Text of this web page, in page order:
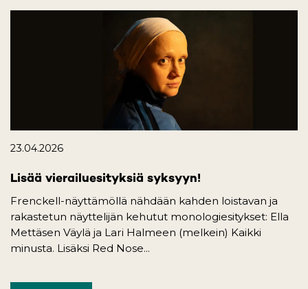
23.04.2026
Lisää vierailuesityksiä syksyyn!
Frenckell-näyttämöllä nähdään kahden loistavan ja
rakastetun näyttelijän kehutut monologiesitykset: Ella
Mettäsen Väylä ja Lari Halmeen (melkein) Kaikki
minusta. Lisäksi Red Nose...